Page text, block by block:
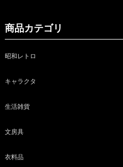
商品カテゴリ
昭和レトロ
キャラクタ
生活雑貨
文房具
衣料品